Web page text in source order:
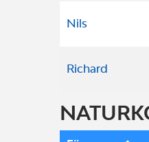
Nils
Richard